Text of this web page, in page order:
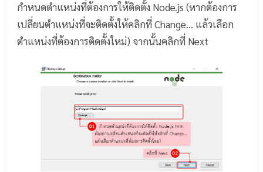
กำหนดตำแหน่งที่ต้องการให้ติดตั้ง Node.js (หากต้องการ
เปลี่ยนตำแหน่งที่จะติดตั้งให้คลิกที่ Change… แล้วเลือก
ตำแหน่งที่ต้องการติดตั้งใหม่) จากนั้นคลิกที่ Next